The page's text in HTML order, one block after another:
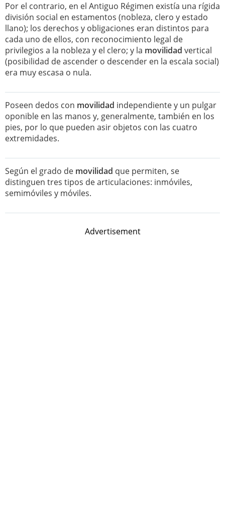
Por el contrario, en el Antiguo Régimen existía una rígida
división social en estamentos (nobleza, clero y estado
llano); los derechos y obligaciones eran distintos para
cada uno de ellos, con reconocimiento legal de
privilegios a la nobleza y el clero; y la movilidad vertical
(posibilidad de ascender o descender en la escala social)
era muy escasa o nula.
Poseen dedos con movilidad independiente y un pulgar
oponible en las manos y, generalmente, también en los
pies, por lo que pueden asir objetos con las cuatro
extremidades.
Según el grado de movilidad que permiten, se
distinguen tres tipos de articulaciones: inmóviles,
semimóviles y móviles.
Advertisement